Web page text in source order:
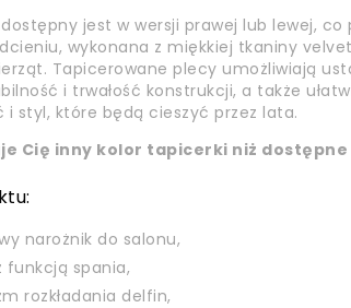
dostępny jest w wersji prawej lub lewej,
wykonana z miękkiej tkaniny
Tapicerowane plecy umożliwiają
i trwałość konstrukcji, a także
i styl, które będą cieszyć przez lata.
Cię inny kolor tapicerki niż
narożnik do salonu,
funkcją spania,
rozkładania delfin,